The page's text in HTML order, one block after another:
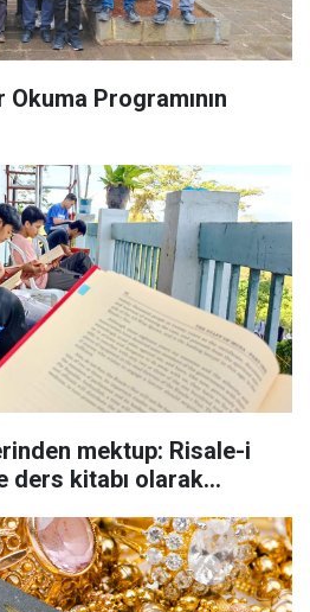
Okuma Programının
mektup: Risale-i
ders kitabı olarak...